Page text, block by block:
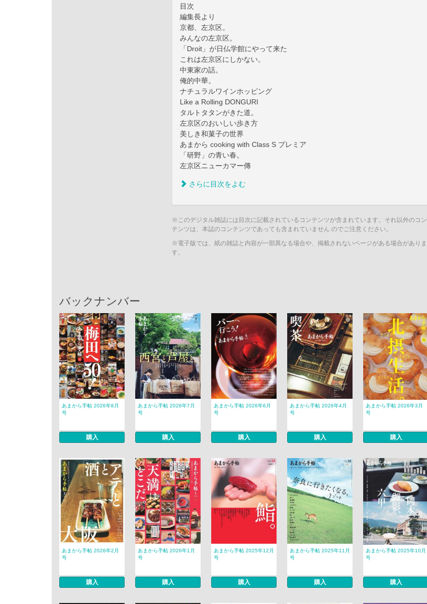
目次
編集長より
京都、左京区。
みんなの左京区。
「Droit」が日仏学館にやって来た
これは左京区にしかない。
中東家の話。
俺的中華。
ナチュラルワインホッピング
Like a Rolling DONGURI
タルトタタンがきた道。
左京区のおいしい歩き方
美しき和菓子の世界
あまから cooking with Class S プレミア
「研野」の青い春。
左京区ニューカマー傳
さらに目次をよむ
※このデジタル雑誌には目次に記載されているコンテンツが含まれています。それ以外のコン
テンツは、本誌のコンテンツであっても含まれていません のでご注意ください。
※電子版では、紙の雑誌と内容が一部異なる場合や、掲載されないページがある場合がありま
す。
バックナンバー
あまから手帖 2026年8月
号
購入
あまから手帖 2026年7月
号
購入
あまから手帖 2026年6月
号
購入
あまから手帖 2026年4月
号
購入
あまから手帖 2026年3月
号
購入
あまから手帖 2026年2月
号
購入
あまから手帖 2026年1月
号
購入
あまから手帖 2025年12月
号
購入
あまから手帖 2025年11月
号
購入
あまから手帖 2025年10月
号
購入